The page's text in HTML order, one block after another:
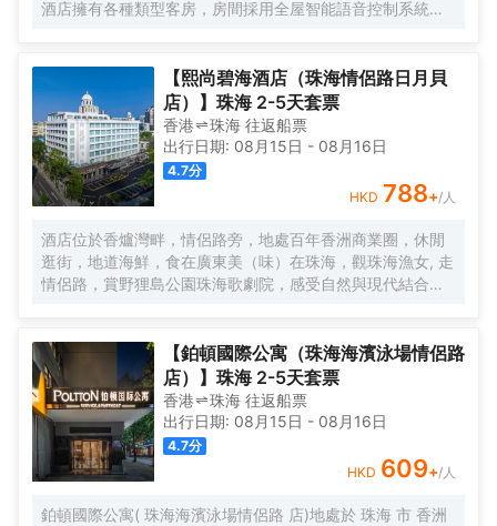
精心優選品質體驗讓您感到賓至如歸，我們致力讓每一位賓
酒店擁有各種類型客房，房間採用全屋智能語音控制系統、
果您有時間放鬆休息，可以去長隆海洋王國遊玩，情侶路海
邊漫步，緊鄰夏灣夜市，無論您是商務出差還是遊玩，都是
您不二之選，戴斯精選温德姆酒店歡迎您的到來！
【熙尚碧海酒店（珠海情侶路日月貝
店）】珠海 2-5天套票
香港 珠海 往返船票
出行日期: 08月15日 - 08月16日
4.7分
HKD 788+/人
酒店位於香爐灣畔，情侶路旁，地處百年香洲商業圈，休閒
逛街，地道海鮮，食在廣東美（味）在珠海，觀珠海漁女, 走
情侶路，賞野狸島公園珠海歌劇院，感受自然與現代結合的
600米，城市地標一一珠海漁女，城市陽台。左側600米珠
海歌劇院（日月貝），距離港珠澳大橋12分鐘。拱北、青茂
口岸20分鐘。酒店前後50米公交線路覆蓋全珠海。 酒店傾
力打造“寬敞高雅空間”優質床品衞浴，完備設施服務，為您提
供優質的住宿服務 酒店中央空調冷暖可調，特色落地窗直觀
海景和海霞公園，欣賞東方海上日出，港珠澳大橋。中西結
合的自助早餐，配以廣東特色，一天的愉快從豐富營養的早
餐開始。
【鉑頓國際公寓（珠海海濱泳場情侶路
店）】珠海 2-5天套票
香港 珠海 往返船票
出行日期: 08月15日 - 08月16日
4.7分
HKD 609+/人
鉑頓國際公寓( 珠海海濱泳場情侶路 店)地處於 珠海 市 香洲